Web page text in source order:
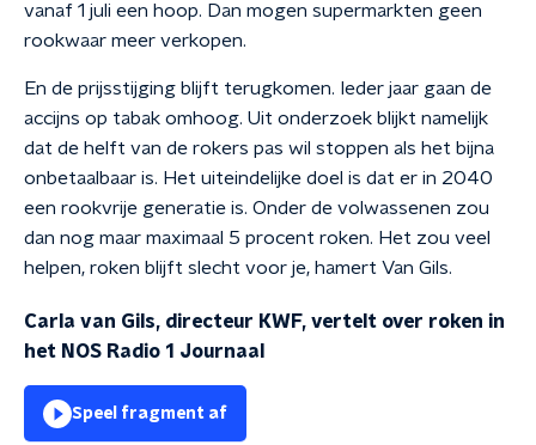
vanaf 1 juli een hoop. Dan mogen supermarkten geen
rookwaar meer verkopen.
En de prijsstijging blijft terugkomen. Ieder jaar gaan de
accijns op tabak omhoog. Uit onderzoek blijkt namelijk
dat de helft van de rokers pas wil stoppen als het bijna
onbetaalbaar is. Het uiteindelijke doel is dat er in 2040
een rookvrije generatie is. Onder de volwassenen zou
dan nog maar maximaal 5 procent roken. Het zou veel
helpen, roken blijft slecht voor je, hamert Van Gils.
Carla van Gils, directeur KWF, vertelt over roken in
het NOS Radio 1 Journaal
Speel fragment af